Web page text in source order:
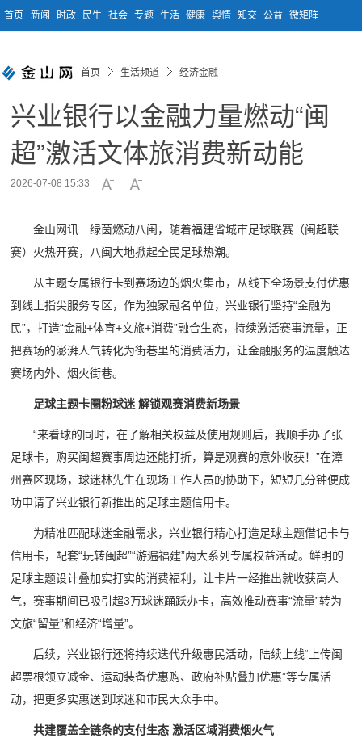
首页 新闻 时政 民生 社会 专题 生活 健康 舆情 知交 公益 微矩阵
首页 生活频道 经济金融
兴业银行以金融力量燃动“闽
超”激活文体旅消费新动能
2026-07-08 15:33
金山网讯 绿茵燃动八闽，随着福建省城市足球联赛（闽超联
赛）火热开赛，八闽大地掀起全民足球热潮。
从主题专属银行卡到赛场边的烟火集市，从线下全场景支付优惠
到线上指尖服务专区，作为独家冠名单位，兴业银行坚持“金融为
民”，打造“金融+体育+文旅+消费”融合生态，持续激活赛事流量，正
把赛场的澎湃人气转化为街巷里的消费活力，让金融服务的温度触达
赛场内外、烟火街巷。
足球主题卡圈粉球迷 解锁观赛消费新场景
“来看球的同时，在了解相关权益及使用规则后，我顺手办了张
足球卡，购买闽超赛事周边还能打折，算是观赛的意外收获！”在漳
州赛区现场，球迷林先生在现场工作人员的协助下，短短几分钟便成
功申请了兴业银行新推出的足球主题信用卡。
为精准匹配球迷金融需求，兴业银行精心打造足球主题借记卡与
信用卡，配套“玩转闽超”“游遍福建”两大系列专属权益活动。鲜明的
足球主题设计叠加实打实的消费福利，让卡片一经推出就收获高人
气，赛事期间已吸引超3万球迷踊跃办卡，高效推动赛事“流量”转为
文旅“留量”和经济“增量”。
后续，兴业银行还将持续迭代升级惠民活动，陆续上线“上传闽
超票根领立减金、运动装备优惠购、政府补贴叠加优惠”等专属活
动，把更多实惠送到球迷和市民大众手中。
共建覆盖全链条的支付生态 激活区域消费烟火气